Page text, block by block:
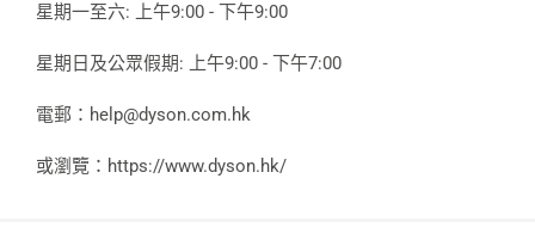
星期一至六: 上午9:00 - 下午9:00
星期日及公眾假期: 上午9:00 - 下午7:00
電郵：help@dyson.com.hk
或瀏覽：https://www.dyson.hk/